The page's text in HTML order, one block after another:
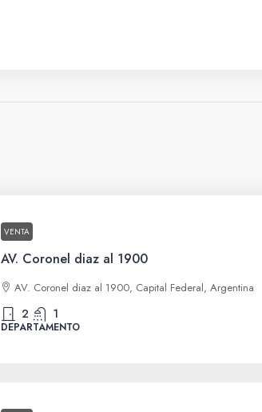
VENTA
AV. Coronel diaz al 1900
AV. Coronel diaz al 1900, Capital Federal, Argentina
2 1
DEPARTAMENTO